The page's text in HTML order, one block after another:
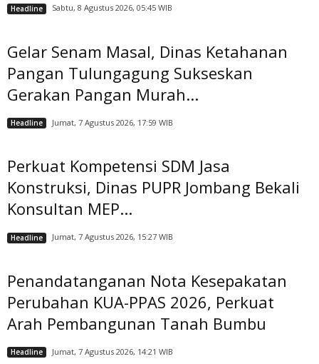
Headline Sabtu, 8 Agustus 2026, 05:45 WIB
Gelar Senam Masal, Dinas Ketahanan
Pangan Tulungagung Sukseskan
Gerakan Pangan Murah...
Headline Jumat, 7 Agustus 2026, 17:59 WIB
Perkuat Kompetensi SDM Jasa
Konstruksi, Dinas PUPR Jombang Bekali
Konsultan MEP...
Headline Jumat, 7 Agustus 2026, 15:27 WIB
Penandatanganan Nota Kesepakatan
Perubahan KUA-PPAS 2026, Perkuat
Arah Pembangunan Tanah Bumbu
Headline Jumat, 7 Agustus 2026, 14:21 WIB